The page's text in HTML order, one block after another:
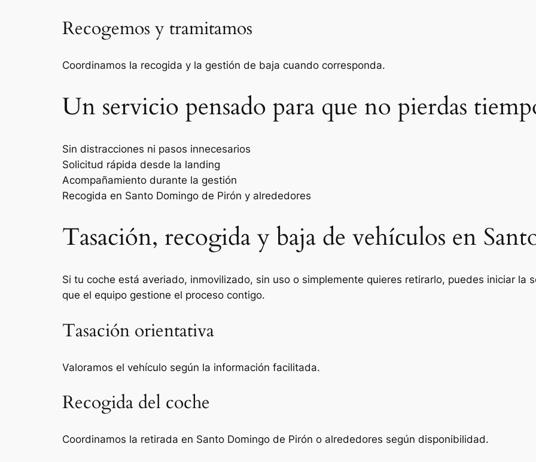
Recogemos y tramitamos
Coordinamos la recogida y la gestión de baja cuando corresponda.
Un servicio pensado para que no pierdas
Sin distracciones ni pasos innecesarios
Solicitud rápida desde la landing
Acompañamiento durante la gestión
Recogida en Santo Domingo de Pirón y alrededores
Tasación, recogida y baja de vehículos en
Si tu coche está averiado, inmovilizado, sin uso o simplemente quieres retirarlo, puedes iniciar la
que el equipo gestione el proceso contigo.
Tasación orientativa
Valoramos el vehículo según la información facilitada.
Recogida del coche
Coordinamos la retirada en Santo Domingo de Pirón o alrededores según disponibilidad.